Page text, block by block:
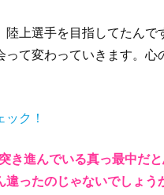
上選手を目指してたんで
って変わっていきます。
ク！
き進んでいる真っ最中だ
違ったのじゃないでしょう